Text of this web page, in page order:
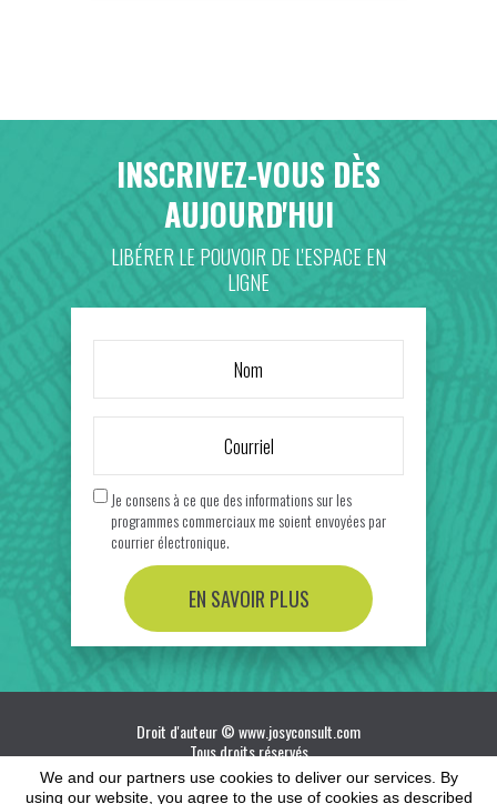
INSCRIVEZ-VOUS DÈS
AUJOURD'HUI
LIBÉRER LE POUVOIR DE L'ESPACE EN
LIGNE
Je consens à ce que des informations sur les
programmes commerciaux me soient envoyées par
courrier électronique.
EN SAVOIR PLUS
Droit d'auteur © www.josyconsult.com
Tous droits réservés
Comme pour toute entreprise, les résultats varient et ne
We and our partners use cookies to deliver our services. By
using our website, you agree to the use of cookies as described